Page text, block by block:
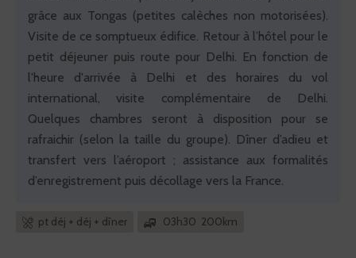
grâce aux Tongas (petites calèches non motorisées).
Visite de ce somptueux édifice. Retour à l’hôtel pour le
petit déjeuner puis route pour Delhi. En fonction de
l'heure d'arrivée à Delhi et des horaires du vol
international, visite complémentaire de Delhi.
Quelques chambres seront à disposition pour se
rafraichir (selon la taille du groupe). Dîner d’adieu et
transfert vers l’aéroport ; assistance aux formalités
d’enregistrement puis décollage vers la France.
pt déj + déj + dîner 03h30 200km